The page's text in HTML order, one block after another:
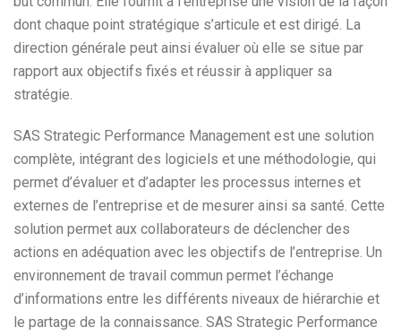
dont chaque point stratégique s’articule et est dirigé. La
direction générale peut ainsi évaluer où elle se situe par
rapport aux objectifs fixés et réussir à appliquer sa
stratégie.
SAS Strategic Performance Management est une solution
complète, intégrant des logiciels et une méthodologie, qui
permet d’évaluer et d’adapter les processus internes et
externes de l’entreprise et de mesurer ainsi sa santé. Cette
solution permet aux collaborateurs de déclencher des
actions en adéquation avec les objectifs de l’entreprise. Un
environnement de travail commun permet l’échange
d’informations entre les différents niveaux de hiérarchie et
le partage de la connaissance. SAS Strategic Performance